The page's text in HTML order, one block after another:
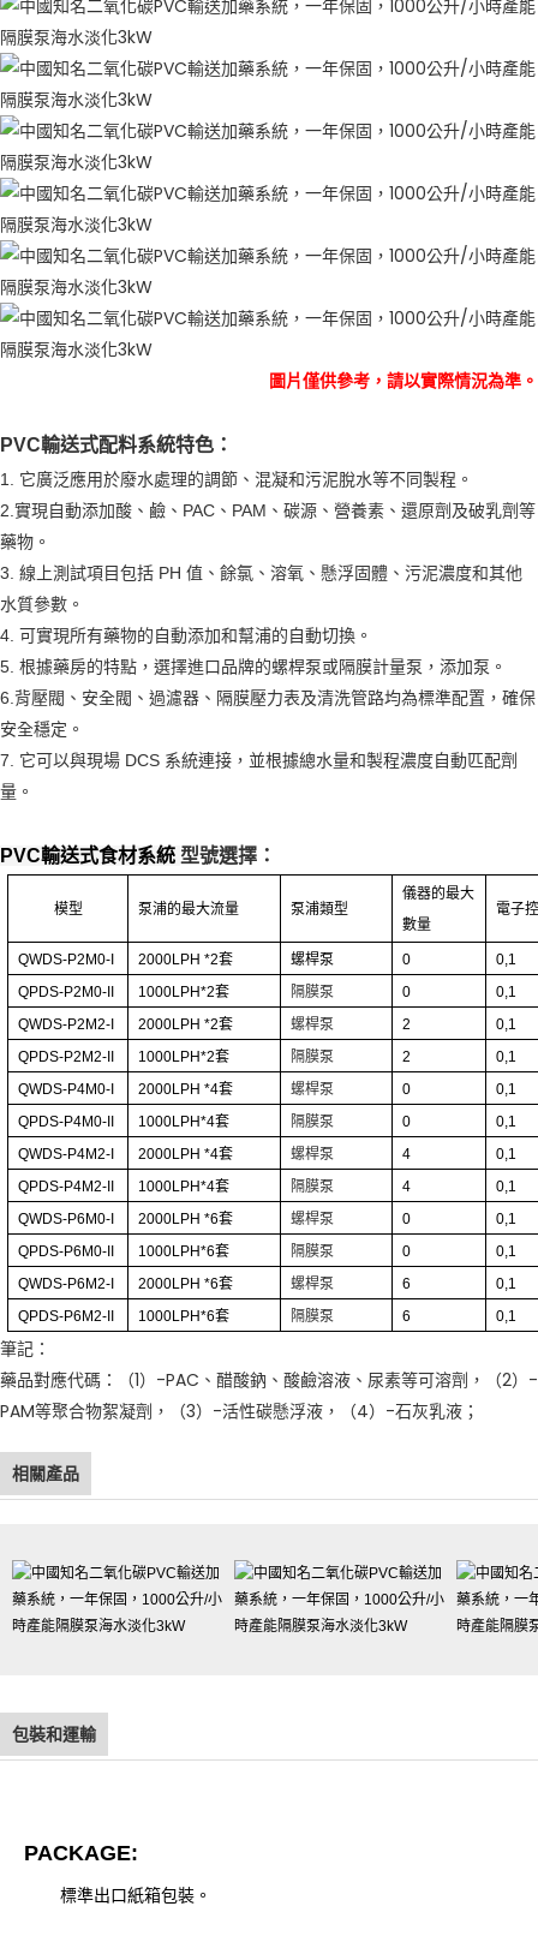
圖片僅供參考，請以實際情況為準。
PVC輸送式配料系統特色：
1. 它廣泛應用於廢水處理的調節、混凝和污泥脫水等不同製程。
2.實現自動添加酸、鹼、PAC、PAM、碳源、營養素、還原劑及破乳劑等
藥物。
3. 線上測試項目包括 PH 值、餘氯、溶氧、懸浮固體、污泥濃度和其他
水質參數。
4. 可實現所有藥物的自動添加和幫浦的自動切換。
5. 根據藥房的特點，選擇進口品牌的螺桿泵或隔膜計量泵，添加泵。
6.背壓閥、安全閥、過濾器、隔膜壓力表及清洗管路均為標準配置，確保
安全穩定。
7. 它可以與現場 DCS 系統連接，並根據總水量和製程濃度自動匹配劑
量。
PVC輸送式食材系統 型號選擇：
模型 泵浦的最大流量 泵浦類型
儀器的最大
數量
電子
QWDS-P2M0-I 2000LPH *2套 螺桿泵 0
0,1
QPDS-P2M0-II
1000LPH*2套 隔膜泵 0
0,1
QWDS-P2M2-I
2000LPH *2套 螺桿泵 2
0,1
QPDS-P2M2-II
1000LPH*2套 隔膜泵 2
0,1
QWDS-P4M0-I
2000LPH *4套 螺桿泵 0
0,1
QPDS-P4M0-II
1000LPH*4套 隔膜泵 0
0,1
QWDS-P4M2-I
2000LPH *4套 螺桿泵 4
0,1
QPDS-P4M2-II
1000LPH*4套 隔膜泵 4
0,1
QWDS-P6M0-I
2000LPH *6套 螺桿泵 0
0,1
QPDS-P6M0-II
1000LPH*6套 隔膜泵 0
0,1
QWDS-P6M2-I
2000LPH *6套 螺桿泵 6
0,1
QPDS-P6M2-II
1000LPH*6套 隔膜泵 6 0,1
筆記：
藥品對應代碼：（1）-PAC、醋酸鈉、酸鹼溶液、尿素等可溶劑，（2）-
PAM等聚合物絮凝劑，（3）-活性碳懸浮液，（4）-石灰乳液；
相關產品
包裝和運輸
PACKAGE:
標準出口紙箱包裝。